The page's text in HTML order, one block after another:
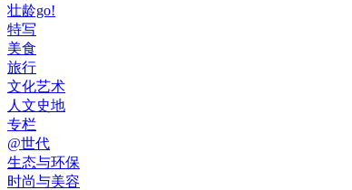
壮龄go!
特写
美食
旅行
文化艺术
人文史地
专栏
@世代
生态与环保
时尚与美容